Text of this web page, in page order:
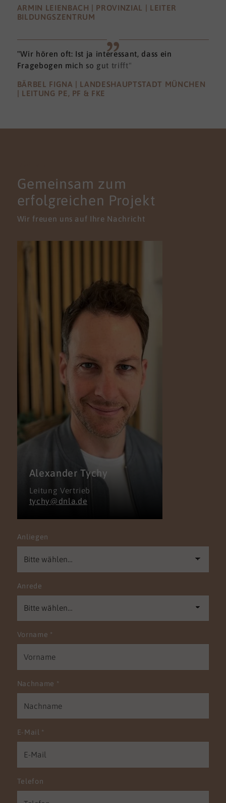
ARMIN LEIENBACH | PROVINZIAL | LEITER
BILDUNGSZENTRUM
"Wir hören oft: Ist ja interessant, dass ein
Fragebogen mich so gut trifft"
BÄRBEL FIGNA | LANDESHAUPTSTADT MÜNCHEN
| LEITUNG PE, PF & FKE
Gemeinsam zum
erfolgreichen Projekt
Wir freuen uns auf Ihre Nachricht
Alexander Tychy
Leitung Vertrieb
tychy@dnla.de
Anliegen
Anrede
Vorname *
Nachname *
E-Mail *
Telefon